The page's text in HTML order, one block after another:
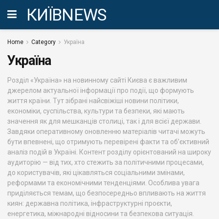
КИЇВNEWS
Home Category Україна
Україна
Розділ «Україна» на новинному сайті Києва є важливим
джерелом актуальної інформації про події, що формують
життя країни. Тут зібрані найсвіжіші новини політики,
економіки, суспільства, культури та безпеки, які мають
значення як для мешканців столиці, так і для всієї держави.
Завдяки оперативному оновленню матеріалів читачі можуть
бути впевнені, що отримують перевірені факти та об’єктивний
аналіз подій в Україні. Контент розділу орієнтований на широку
аудиторію — від тих, хто стежить за політичними процесами,
до користувачів, які цікавляться соціальними змінами,
реформами та економічними тенденціями. Особлива увага
приділяється темам, що безпосередньо впливають на життя
киян: державна політика, інфраструктурні проєкти,
енергетика, міжнародні відносини та безпекова ситуація.